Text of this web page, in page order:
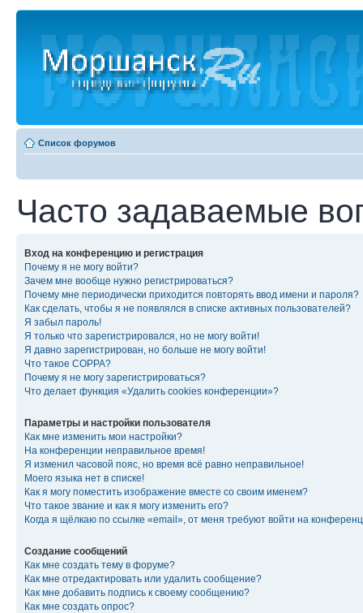
Список форумов
Часто задаваемые
Вход на конференцию и регистрация
Почему я не могу войти?
Зачем мне вообще нужно регистрироваться?
Почему мне периодически приходится повторять ввод имени и пароля?
Как сделать, чтобы я не появлялся в списке активных пользователей?
Я забыл пароль!
Я только что зарегистрировался, но не могу войти!
Я давно зарегистрирован, но больше не могу войти!
Что такое COPPA?
Почему я не могу зарегистрироваться?
Что делает функция «Удалить cookies конференции»?
Параметры и настройки пользователя
Как мне изменить мои настройки?
На конференции неправильное время!
Я изменил часовой пояс, но время всё равно неправильное!
Моего языка нет в списке!
Как я могу поместить изображение вместе со своим именем?
Что такое звание и как я могу изменить его?
Когда я щёлкаю по ссылке «email», от меня требуют войти на
Создание сообщений
Как мне создать тему в форуме?
Как мне отредактировать или удалить сообщение?
Как мне добавить подпись к своему сообщению?
Как мне создать опрос?